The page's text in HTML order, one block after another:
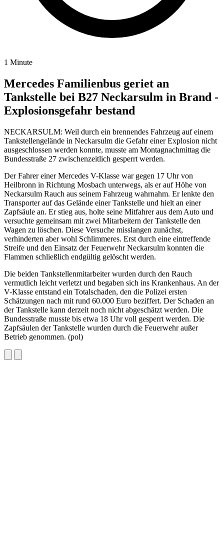
1 Minute
Mercedes Familienbus geriet an
Tankstelle bei B27 Neckarsulm in Brand -
Explosionsgefahr bestand
NECKARSULM: Weil durch ein brennendes Fahrzeug auf einem
Tankstellengelände in Neckarsulm die Gefahr einer Explosion nicht
ausgeschlossen werden konnte, musste am Montagnachmittag die
Bundesstraße 27 zwischenzeitlich gesperrt werden.
Der Fahrer einer Mercedes V-Klasse war gegen 17 Uhr von
Heilbronn in Richtung Mosbach unterwegs, als er auf Höhe von
Neckarsulm Rauch aus seinem Fahrzeug wahrnahm. Er lenkte den
Transporter auf das Gelände einer Tankstelle und hielt an einer
Zapfsäule an. Er stieg aus, holte seine Mitfahrer aus dem Auto und
versuchte gemeinsam mit zwei Mitarbeitern der Tankstelle den
Wagen zu löschen. Diese Versuche misslangen zunächst,
verhinderten aber wohl Schlimmeres. Erst durch eine eintreffende
Streife und den Einsatz der Feuerwehr Neckarsulm konnten die
Flammen schließlich endgültig gelöscht werden.
Die beiden Tankstellenmitarbeiter wurden durch den Rauch
vermutlich leicht verletzt und begaben sich ins Krankenhaus. An der
V-Klasse entstand ein Totalschaden, den die Polizei ersten
Schätzungen nach mit rund 60.000 Euro beziffert. Der Schaden an
der Tankstelle kann derzeit noch nicht abgeschätzt werden. Die
Bundesstraße musste bis etwa 18 Uhr voll gesperrt werden. Die
Zapfsäulen der Tankstelle wurden durch die Feuerwehr außer
Betrieb genommen. (pol)